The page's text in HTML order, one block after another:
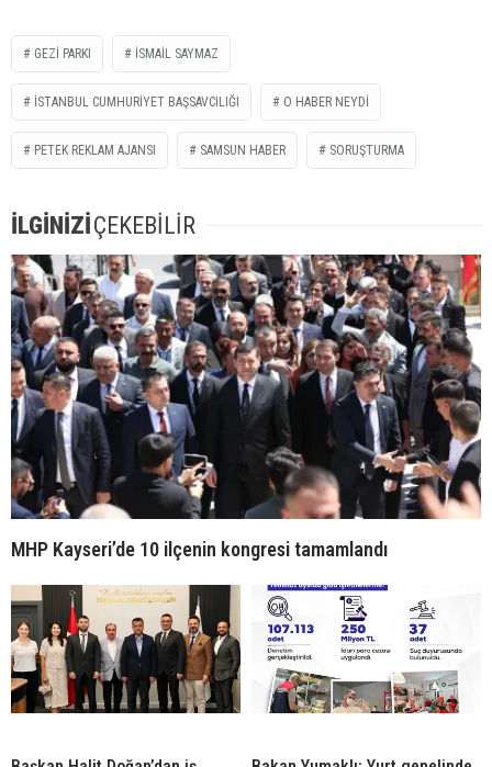
GEZİ PARKI İSMAİL SAYMAZ
İSTANBUL CUMHURİYET BAŞSAVCILIĞI O HABER NEYDİ
PETEK REKLAM AJANSI SAMSUN HABER SORUŞTURMA
İLGİNİZİÇEKEBİLİR
MHP Kayseri’de 10 ilçenin kongresi tamamlandı